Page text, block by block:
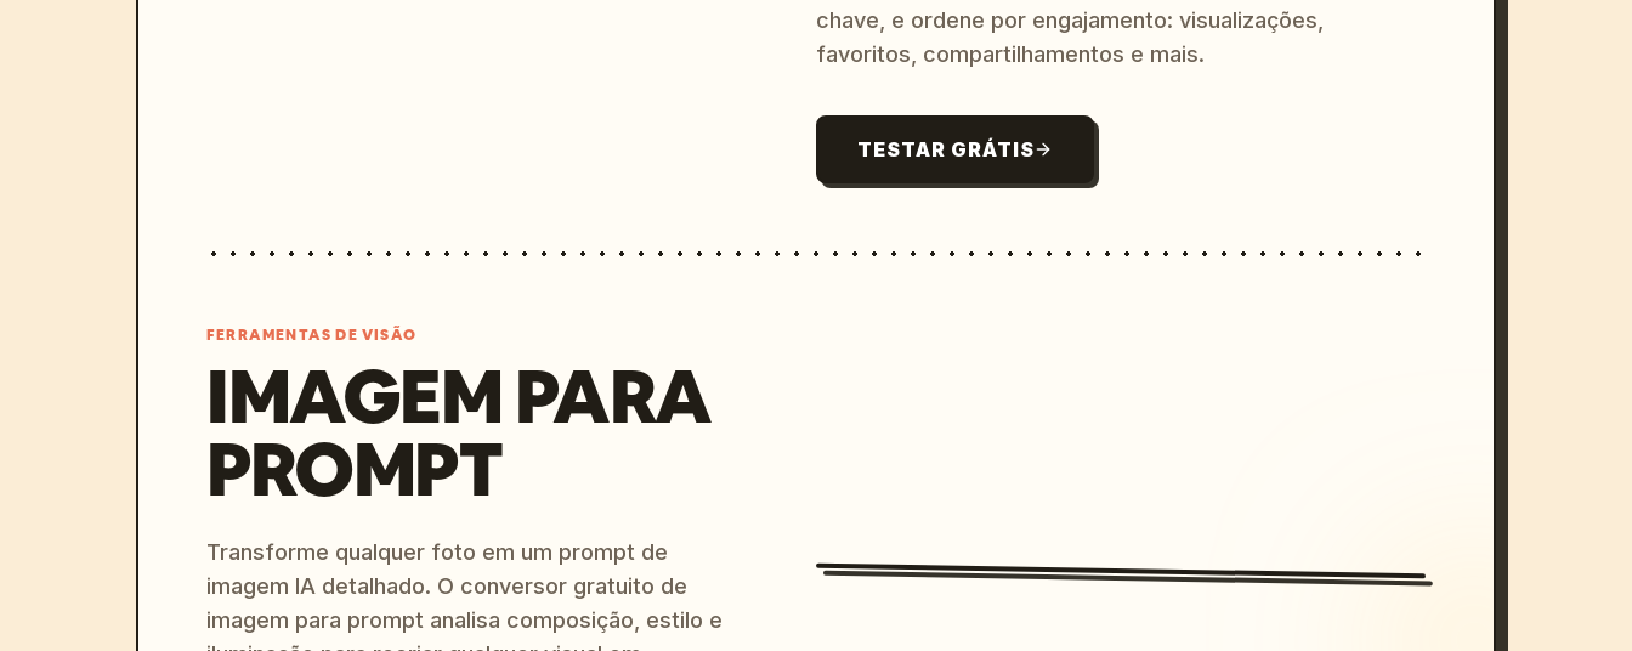
chave, e ordene por engajamento: visualizações,
favoritos, compartilhamentos e mais.
TESTAR GRÁTIS
FERRAMENTAS DE VISÃO
IMAGEM PARA
PROMPT
Transforme qualquer foto em um prompt de
imagem IA detalhado. O conversor gratuito de
imagem para prompt analisa composição, estilo e